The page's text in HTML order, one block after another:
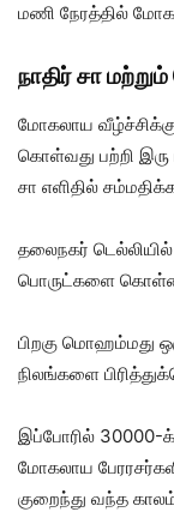
மணி நேரத்தில்
நாதிர் சா
மோகலாய
கொள்வது பற்றி இரு
சா எளிதில்
தலைநகர்
பொருட்களை
பிறகு மொஹம்மது
நிலங்களை
இப்போரில் 30000-
மோகலாய
குறைந்து வந்த